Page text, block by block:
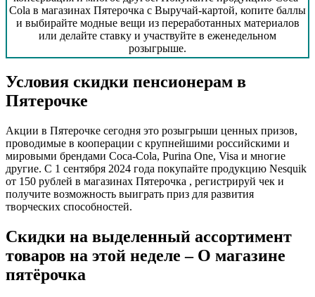
Cola в магазинах Пятерочка с Выручай-картой, копите баллы
и выбирайте модные вещи из переработанных материалов
или делайте ставку и участвуйте в еженедельном
розыгрыше.
Условия скидки пенсионерам в
Пятерочке
Акции в Пятерочке сегодня это розыгрыши ценных призов,
проводимые в кооперации с крупнейшими российскими и
мировыми брендами Coca-Cola, Purina One, Visa и многие
другие. С 1 сентября 2024 года покупайте продукцию Nesquik
от 150 рублей в магазинах Пятерочка , регистрируй чек и
получите возможность выиграть приз для развития
творческих способностей.
Скидки на выделенный ассортимент
товаров на этой неделе – О магазине
пятёрочка